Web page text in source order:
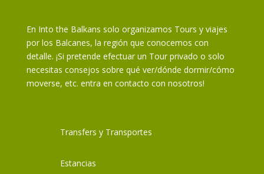
En Into the Balkans solo organizamos Tours y viajes
por los Balcanes, la región que conocemos con
detalle. ¡Si pretende efectuar un Tour privado o solo
necesitas consejos sobre qué ver/dónde dormir/cómo
moverse, etc. entra en contacto con nosotros!
Transfers y Transportes
Estancias